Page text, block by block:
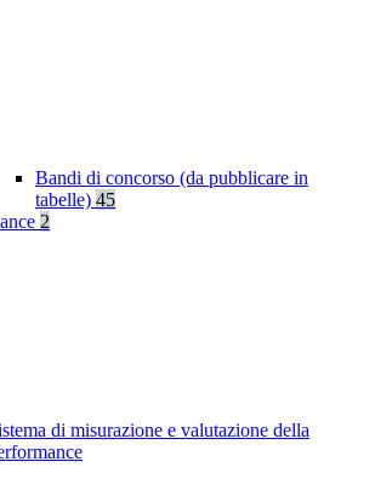
Bandi di concorso (da pubblicare in
tabelle) 45
2
di misurazione e valutazione della